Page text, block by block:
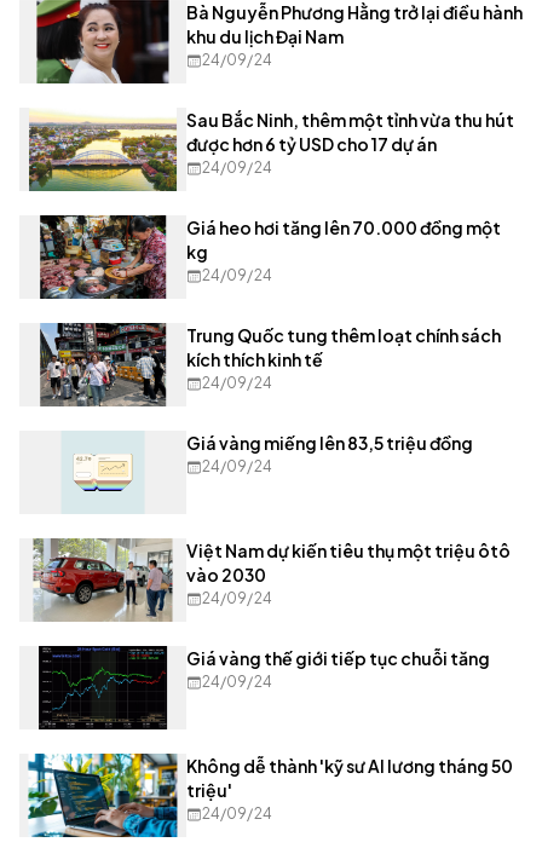
Bà Nguyễn Phương Hằng trở lại điều hành
khu du lịch Đại Nam
24/09/24
Sau Bắc Ninh, thêm một tỉnh vừa thu hút
được hơn 6 tỷ USD cho 17 dự án
24/09/24
Giá heo hơi tăng lên 70.000 đồng một
kg
24/09/24
Trung Quốc tung thêm loạt chính sách
kích thích kinh tế
24/09/24
Giá vàng miếng lên 83,5 triệu đồng
24/09/24
Việt Nam dự kiến tiêu thụ một triệu ôtô
vào 2030
24/09/24
Giá vàng thế giới tiếp tục chuỗi tăng
24/09/24
Không dễ thành 'kỹ sư AI lương tháng 50
triệu'
24/09/24